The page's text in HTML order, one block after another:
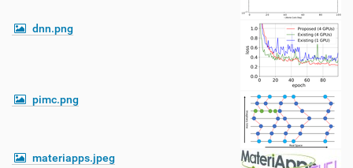
dnn.png
pimc.png
materiapps.jpeg